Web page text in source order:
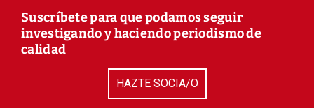
Suscríbete para que podamos seguir
investigando y haciendo periodismo de
calidad
HAZTE SOCIA/O